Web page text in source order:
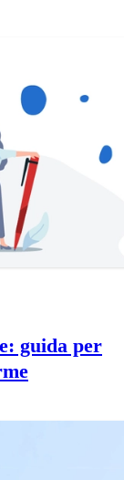
guida per